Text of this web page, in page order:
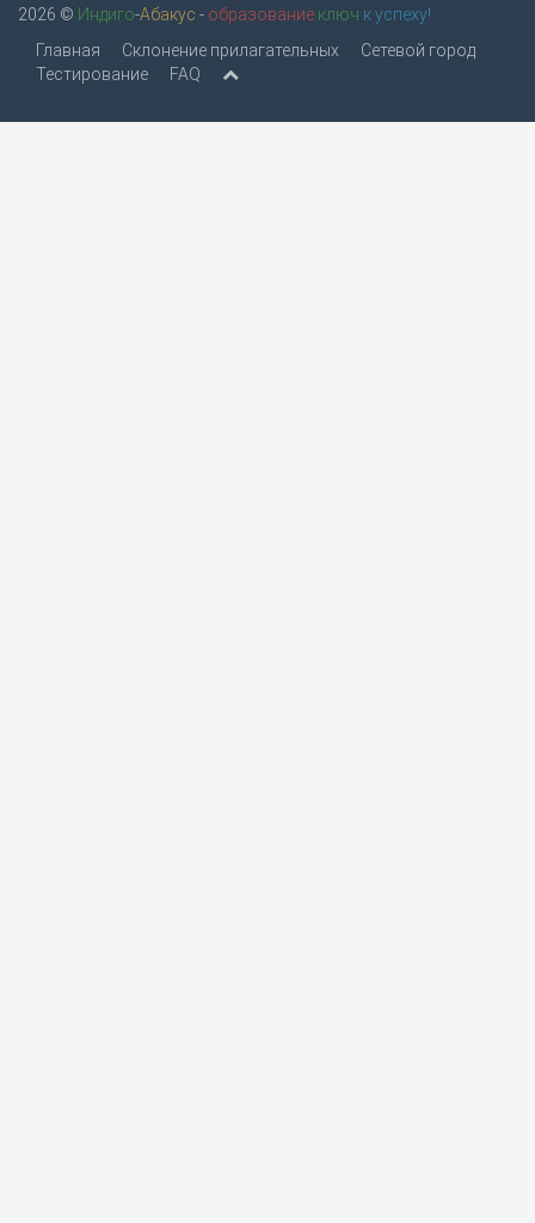
2026 © Индиго-Абакус - образование ключ к успеху!
Главная
Склонение прилагательных
Сетевой город
Тестирование
FAQ